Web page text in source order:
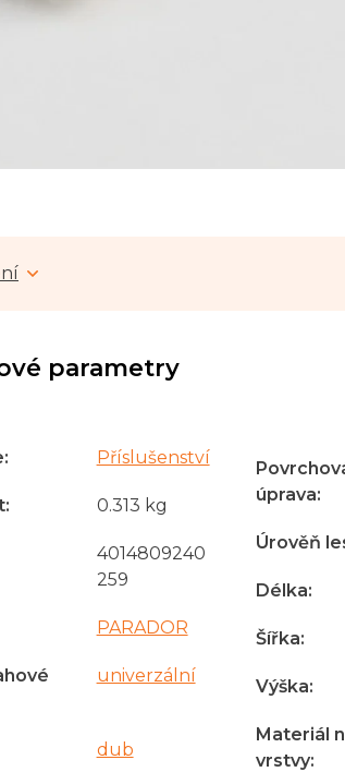
parametry
: Příslušenství
: 0.313 kg
4014809240
259
PARADOR
univerzální
dub
úprava:
Úrověň
Délka:
Šířka:
Výška:
Materiál
vrstvy: